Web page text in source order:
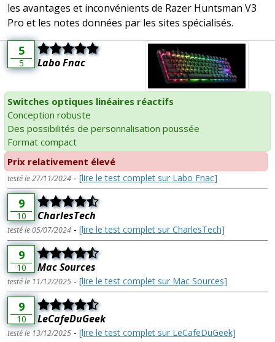
les avantages et inconvénients de Razer Huntsman V3
Pro et les notes données par les sites spécialisés.
5
5 Labo Fnac
Switches optiques linéaires réactifs
Conception robuste
Des possibilités de personnalisation poussée
Format compact
Prix relativement élevé
testé le 27/11/2024 - [lire le test complet sur Labo Fnac]
9
10 CharlesTech
testé le 05/07/2024 - [lire le test complet sur CharlesTech]
9
10 Mac Sources
testé le 11/12/2025 - [lire le test complet sur Mac Sources]
9
10 LeCafeDuGeek
testé le 13/12/2025 - [lire le test complet sur LeCafeDuGeek]